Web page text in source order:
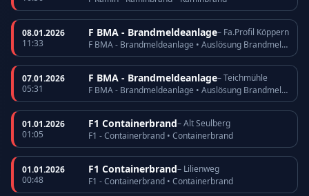
08.01.2026
11:33
F BMA - Brandmeldeanlage– Fa.Profil Köppern
F BMA - Brandmeldeanlage • Auslösung Brandmeldeanlage
07.01.2026
05:31
F BMA - Brandmeldeanlage– Teichmühle
F BMA - Brandmeldeanlage • Auslösung Brandmeldeanlage
01.01.2026
01:05
F1 Containerbrand– Alt Seulberg
F1 - Containerbrand • Containerbrand
01.01.2026
00:48
F1 Containerbrand– Lilienweg
F1 - Containerbrand • Containerbrand